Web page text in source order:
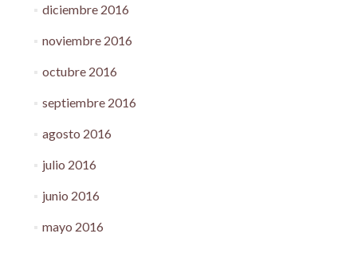
diciembre 2016
noviembre 2016
octubre 2016
septiembre 2016
agosto 2016
julio 2016
junio 2016
mayo 2016